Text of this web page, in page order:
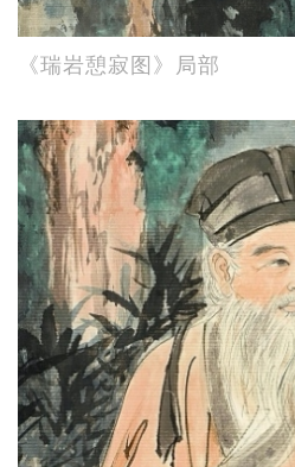
《瑞岩憩寂图》局部